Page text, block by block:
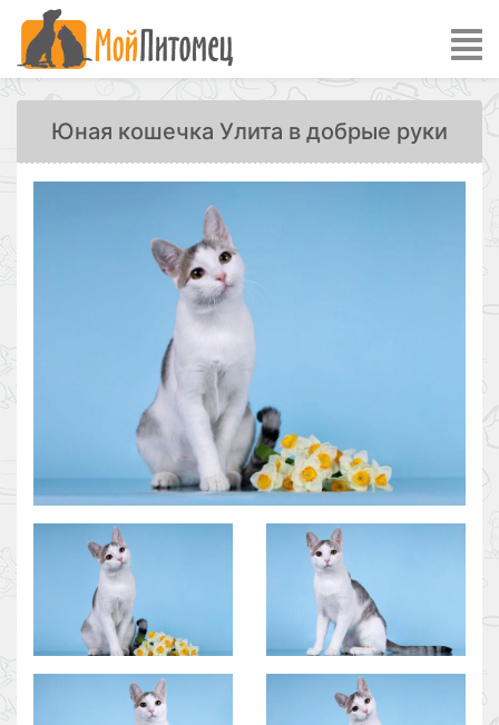
Юная кошечка Улита в добрые руки